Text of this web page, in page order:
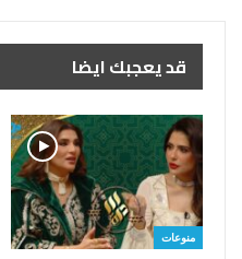
قد يعجبك ايضا
منوعات